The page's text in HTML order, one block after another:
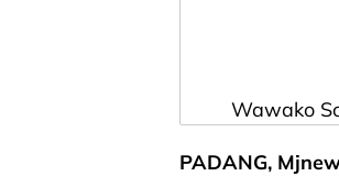
Wawako
PADANG,